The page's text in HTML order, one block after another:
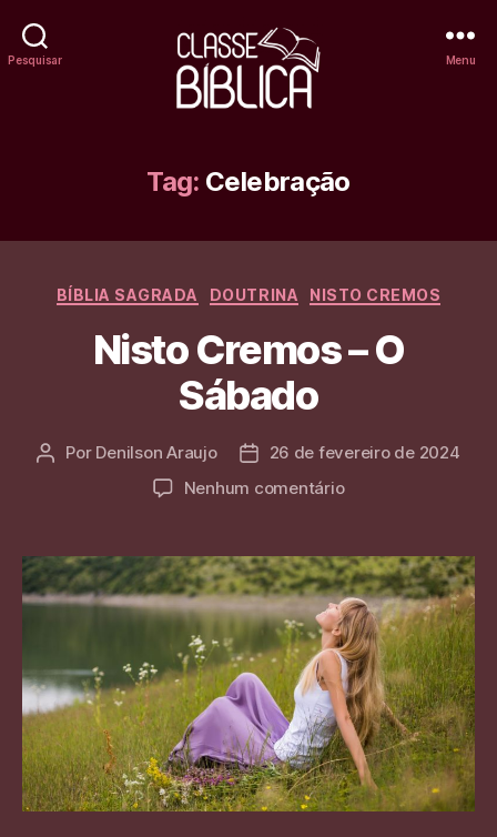
Pesquisar
Online
Menu
Tag: Celebração
Categorias
BÍBLIA SAGRADA DOUTRINA NISTO CREMOS
Nisto Cremos – O
Sábado
Autor
Por Denilson Araujo
Data26 de fevereiro de 2024
Nenhum comentárioem
–
O
Sábado